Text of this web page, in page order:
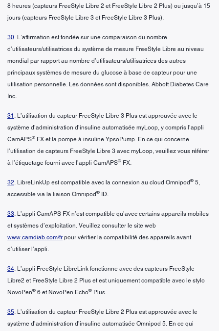
8 heures (capteurs FreeStyle Libre 2 et FreeStyle Libre 2 Plus) ou jusqu’à 15
jours (capteurs FreeStyle Libre 3 et FreeStyle Libre 3 Plus).
30. L’affirmation est fondée sur une comparaison du nombre
d’utilisateurs/utilisatrices du système de mesure FreeStyle Libre au niveau
mondial par rapport au nombre d’utilisateurs/utilisatrices des autres
principaux systèmes de mesure du glucose à base de capteur pour une
utilisation personnelle. Les données sont disponibles. Abbott Diabetes Care
Inc.
31 . L’utilisation du capteur FreeStyle Libre 3 Plus est approuvée avec le
système d’administration d’insuline automatisée myLoop, y compris l’appli
CamAPS® FX et la pompe à insuline YpsoPump. En ce qui concerne
l’utilisation de capteurs FreeStyle Libre 3 avec myLoop, veuillez vous référer
à l’étiquetage fourni avec l’appli CamAPS® FX.
32. LibreLinkUp est compatible avec la connexion au cloud Omnipod® 5,
accessible via la liaison Omnipod® ID.
33. L’appli CamAPS FX n’est compatible qu’avec certains appareils mobiles
et systèmes d’exploitation. Veuillez consulter le site web
www.camdiab.com/fr pour vérifier la compatibilité des appareils avant
d’utiliser l’appli.
34. L’appli FreeStyle LibreLink fonctionne avec des capteurs FreeStyle
Libre2 et FreeStyle Libre 2 Plus et est uniquement compatible avec le stylo
NovoPen® 6 et NovoPen Echo® Plus.
35. L’utilisation du capteur FreeStyle Libre 2 Plus est approuvée avec le
système d’administration d’insuline automatisée Omnipod 5. En ce qui